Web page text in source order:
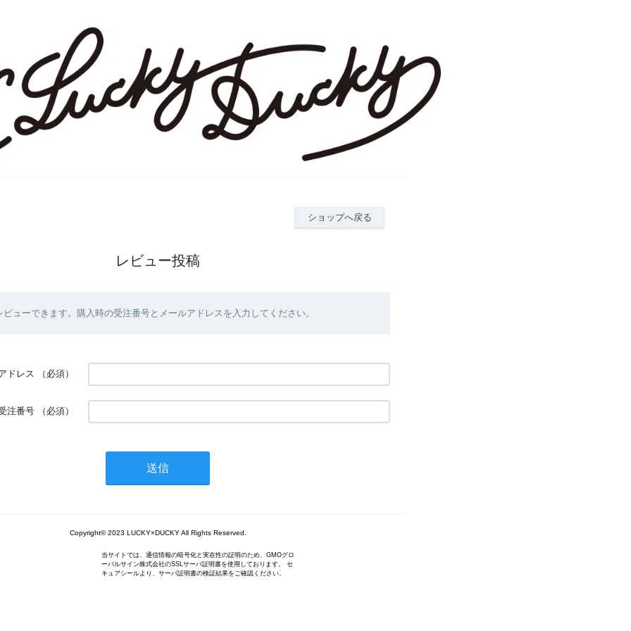
ショップへ戻る
レビュー投稿
ューできます。購入時の受注番号とメールアドレスを入力してください。
ドレス （必須）
注番号 （必須）
Copyright© 2023 LUCKY×DUCKY All Rights Reserved.
当サイトでは、通信情報の暗号化と実在性の証明のため、GMOグロ
ーバルサイン株式会社のSSLサーバ証明書を使用しております。 セ
キュアシールより、サーバ証明書の検証結果をご確認ください。